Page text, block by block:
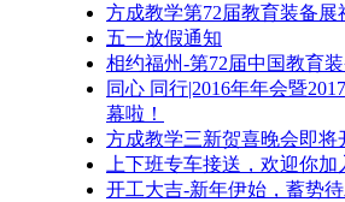
方成教学第72届教育装备展
五一放假通知
相约福州-第72届中国教育
同心 同行|2016年年会暨
幕啦！
方成教学三新贺喜晚会即将
上下班专车接送，欢迎你加
开工大吉-新年伊始，蓄势